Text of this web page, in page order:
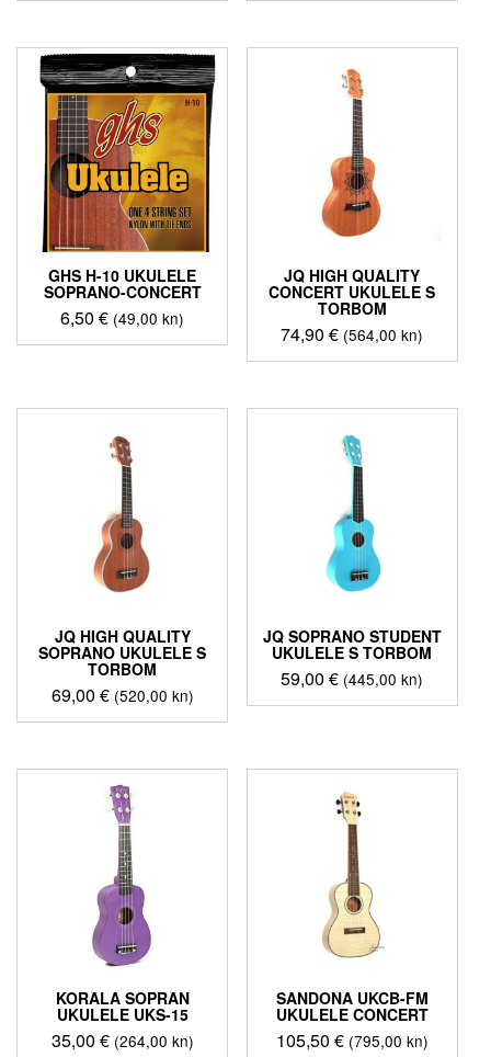
GHS H-10 UKULELE
SOPRANO-CONCERT
6,50€ (49,00 kn)
JQ HIGH QUALITY
CONCERT UKULELE S
TORBOM
74,90€ (564,00 kn)
JQ HIGH QUALITY
SOPRANO UKULELE S
TORBOM
69,00 € (520,00 kn)
JQ SOPRANO STUDENT
UKULELE S TORBOM
59,00€ (445,00 kn)
KORALA SOPRAN
UKULELE UKS-15
35,00 € (264,00 kn)
SANDONA UKCB-FM
UKULELE CONCERT
105,50 € (795,00 kn)